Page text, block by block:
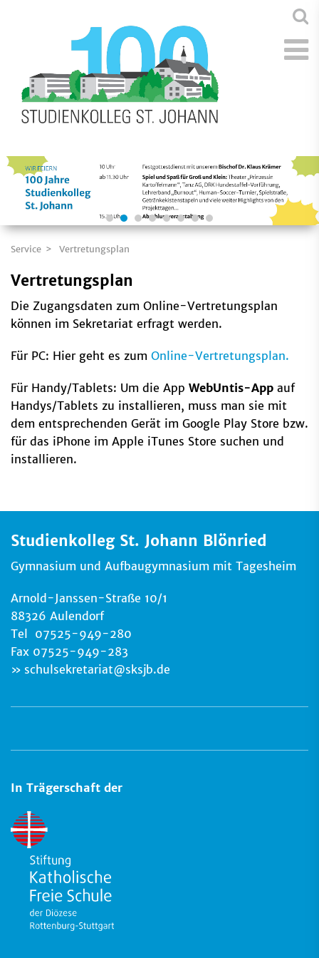
Service Vertretungsplan
Vertretungsplan
Die Zugangsdaten zum Online-Vertretungsplan
können im Sekretariat erfragt werden.
Für PC: Hier geht es zum Online-Vertretungsplan.
Für Handy/Tablets: Um die App WebUntis-App auf
Handys/Tablets zu installieren, muss man sie mit
dem entsprechenden Gerät im Google Play Store bzw.
für das iPhone im Apple iTunes Store suchen und
installieren.
Studienkolleg St. Johann Blönried
Gymnasium und Aufbaugymnasium mit Tagesheim
Arnold-Janssen-Straße 10/1
88326 Aulendorf
Tel 07525-949-280
Fax 07525-949-283
schulsekretariat@sksjb.de
In Trägerschaft der